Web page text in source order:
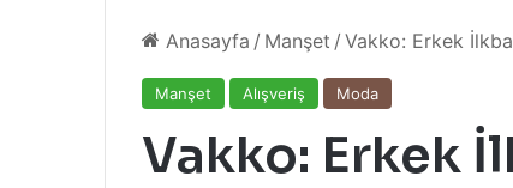
Anasayfa / Manşet / Vakko: Erkek
Manşet Alışveriş Moda
Vakko: Erkek